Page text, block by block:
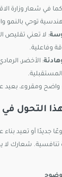
في شعار وزارة
توحي بالنمو
: لا تعني تقليص
وفاعلية.
: الأخضر،
واضح ومقروء، بعيد
التحول في
أو تعيد بناء
تنافسية. شعارك لا